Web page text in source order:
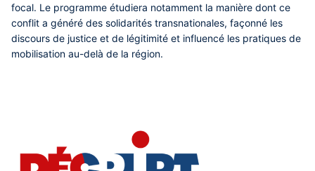
focal. Le programme étudiera notamment la manière dont ce
conflit a généré des solidarités transnationales, façonné les
discours de justice et de légitimité et influencé les pratiques de
mobilisation au-delà de la région.